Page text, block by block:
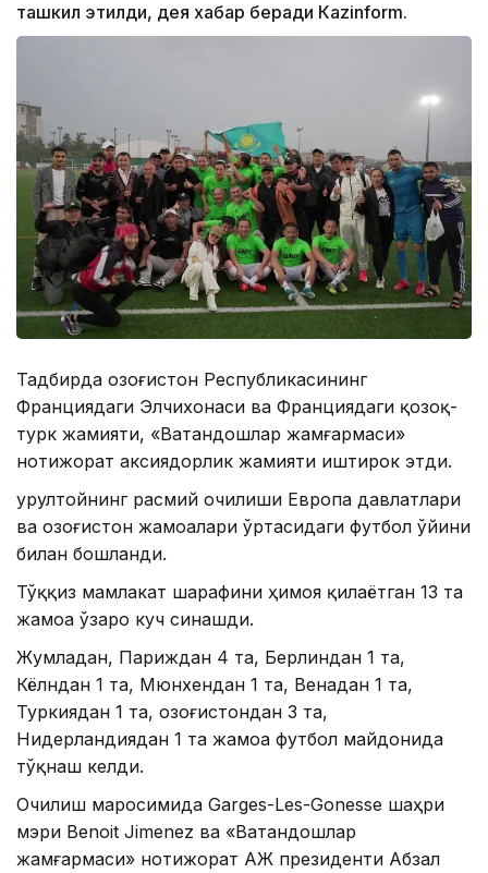
ташкил этилди, дея хабар беради Кazinform.
Тадбирда Қозоғистон Республикасининг
Франциядаги Элчихонаси ва Франциядаги қозоқ-
турк жамияти, «Ватандошлар жамғармаси»
нотижорат аксиядорлик жамияти иштирок этди.
Қурултойнинг расмий очилиши Европа давлатлари
ва Қозоғистон жамоалари ўртасидаги футбол ўйини
билан бошланди.
Тўққиз мамлакат шарафини ҳимоя қилаётган 13 та
жамоа ўзаро куч синашди.
Жумладан, Париждан 4 та, Берлиндан 1 та,
Кёлндан 1 та, Мюнхендан 1 та, Венадан 1 та,
Туркиядан 1 та, Қозоғистондан 3 та,
Нидерландиядан 1 та жамоа футбол майдонида
тўқнаш келди.
Очилиш маросимида Garges-Les-Gonessе шаҳри
мэри Benoit Jimenez ва «Ватандошлар
жамғармаси» нотижорат АЖ президенти Абзал